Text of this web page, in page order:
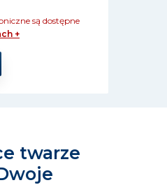
są dostępne
+
twarze